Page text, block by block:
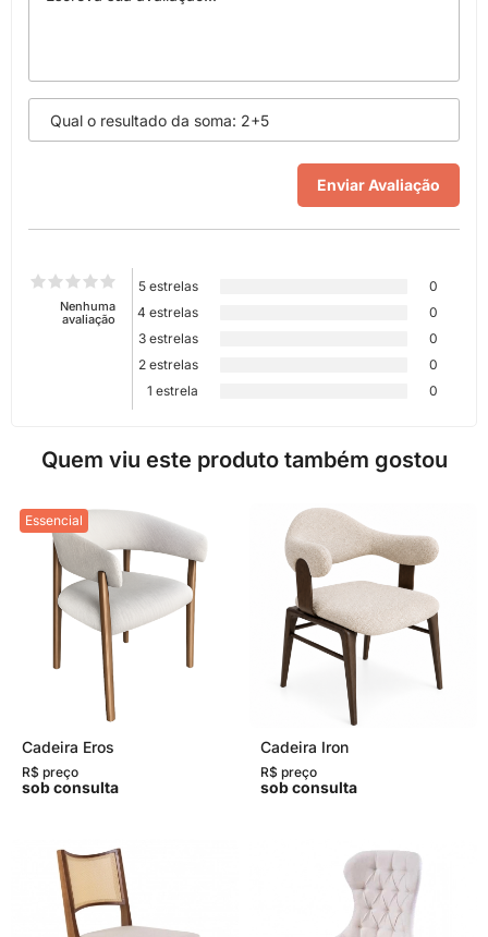
Nenhuma
avaliação
5 estrelas
0
4 estrelas
0
3 estrelas
0
2 estrelas
0
1 estrela
0
Quem viu este produto também gostou
Essencial
Cadeira Eros
R$ preço
sob consulta
Cadeira Iron
R$ preço
sob consulta